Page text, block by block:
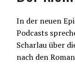
In der neuen
Podcasts
Scharlau über
nach den